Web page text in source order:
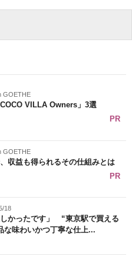
GOETHE
VILLA Owners」3選
PR
GOETHE
収益も得られるその仕組みとは
PR
18
しかったです」 “東京駅で買える
な味わいかつ丁寧な仕上...